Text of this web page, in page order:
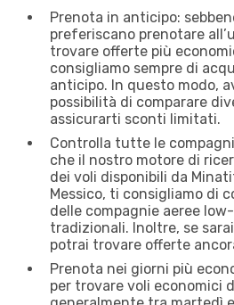
Prenota in anticipo:
preferiscano prenotare
trovare offerte più
consigliamo sempre di
anticipo. In questo modo,
possibilità di comparare
assicurarti sconti limitati.
Controlla tutte le
che il nostro motore di
dei voli disponibili da
Messico, ti consigliamo di
delle compagnie aeree
tradizionali. Inoltre, se
potrai trovare offerte
Prenota nei giorni più
per trovare voli economici